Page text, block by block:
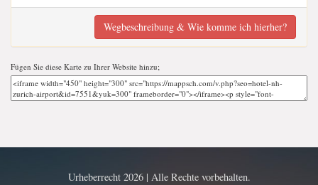
Wegbeschreibung & Wie komme ich hierher?
Fügen Sie diese Karte zu Ihrer Website hinzu;
Urheberrecht 2026 | Alle Rechte vorbehalten.